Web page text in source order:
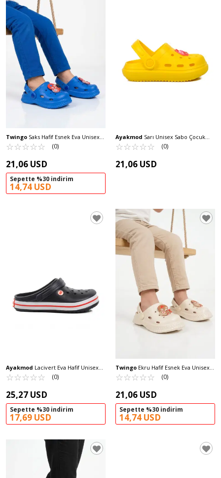
Twingo Saks Hafif Esnek Eva Unisex
Çocuk Sabo Terlik 404 F-P
☆☆☆☆☆
★★★★★ (0)
21,06 USD
Sepette %30 indirim
14,74 USD
Ayakmod Sarı Unisex Sabo Çocuk
Terlik 755 F
☆☆☆☆☆
★★★★★ (0)
21,06 USD
Ayakmod Lacivert Eva Hafif Unisex
Sabo Terlik 214 G
☆☆☆☆☆
★★★★★ (0)
25,27 USD
Sepette %30 indirim
17,69 USD
Twingo Ekru Hafif Esnek Eva Unisex
Çocuk Sabo Terlik 404 F-P
☆☆☆☆☆
★★★★★ (0)
21,06 USD
Sepette %30 indirim
14,74 USD